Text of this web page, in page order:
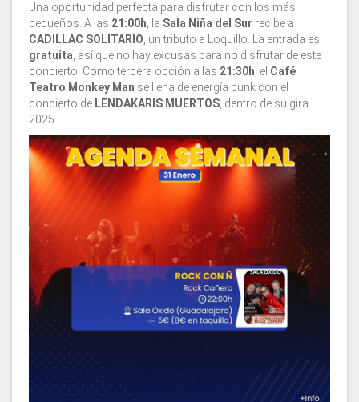
Una oportunidad perfecta para disfrutar con los más
pequeños. A las 21:00h , la Sala Niña del Sur recibe a
CADILLAC SOLITARIO , un tributo a Loquillo. La entrada es
gratuita , así que no hay excusas para no disfrutar de este
concierto. Como tercera opción a las 21:30h , el Café
Teatro Monkey Man se llena de energía punk con el
concierto de LENDAKARIS MUERTOS , dentro de su gira
2025.